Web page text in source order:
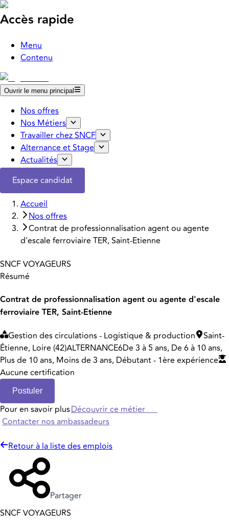
Accès rapide
Menu
Contenu
Ouvrir le menu principal
Nos offres
Nos Métiers
Travailler chez SNCF
Alternance et Stage
Actualités
Espace candidat
Accueil
Nos offres
Contrat de professionnalisation agent ou agente
d'escale ferroviaire TER, Saint-Etienne
SNCF VOYAGEURS
Résumé
Contrat de professionnalisation agent ou agente d'escale
ferroviaire TER, Saint-Etienne
Gestion des circulations - Logistique & production
Saint-
Étienne, Loire (42)ALTERNANCE6De 3 à 5 ans, De 6 à 10 ans,
Plus de 10 ans, Moins de 3 ans, Débutant - 1ère expérience
Aucune certification
Postuler
Pour en savoir plusDécouvrir ce métier
Contacter nos ambassadeurs
Retour à la liste des emplois
Partager
SNCF VOYAGEURS